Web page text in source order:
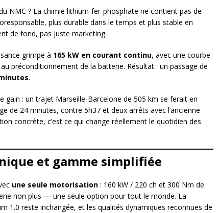
NMC ? La chimie lithium-fer-phosphate ne contient pas de
plus durable dans le temps et plus stable en
de fond, pas juste marketing.
grimpe à 165 kW en courant continu, avec une courbe
préconditionnement de la batterie. Résultat : un passage de
.
gain : un trajet Marseille-Barcelone de 505 km se ferait en
de 24 minutes, contre 5h37 et deux arrêts avec l’ancienne
concrète, c’est ce qui change réellement le quotidien des
et gamme simplifiée
une seule motorisation: 160 kW / 220 ch et 300 Nm de
non plus — une seule option pour tout le monde. La
1.0 reste inchangée, et les qualités dynamiques reconnues de